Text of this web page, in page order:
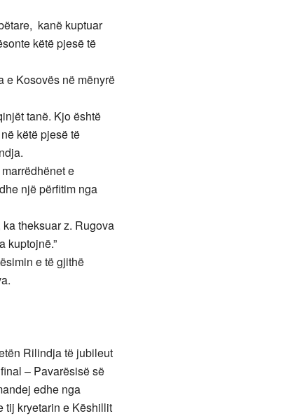
kanë kuptuar
këtë pjesë të
e Kosovës në mënyrë
tanë. Kjo është
këtë pjesë të
e
një përfitim nga
theksuar z. Rugova
kuptojnë.”
e të gjithë
Rilindja të jubileut
– Pavarësisë së
edhe nga
tij kryetarin e Këshillit